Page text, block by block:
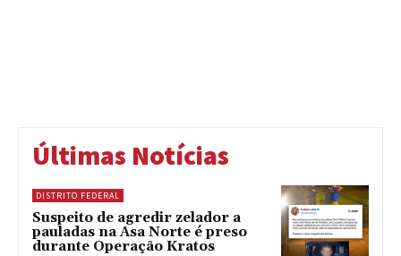
Últimas Notícias
DISTRITO FEDERAL
Suspeito de agredir zelador a
pauladas na Asa Norte é preso
durante Operação Kratos